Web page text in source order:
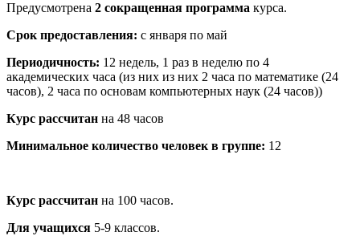
Предусмотрена 2 сокращенная программа курса.
Срок предоставления: с января по май
Периодичность: 12 недель, 1 раз в неделю по 4
академических часа (из них из них 2 часа по математике (24
часов), 2 часа по основам компьютерных наук (24 часов))
Курс рассчитан на 48 часов
Минимальное количество человек в группе: 12
Курс рассчитан на 100 часов.
Для учащихся 5-9 классов.